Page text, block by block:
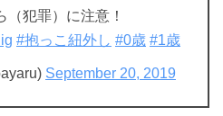
犯罪）に注意！
#抱っこ紐外し #0歳 #1歳
September 20, 2019